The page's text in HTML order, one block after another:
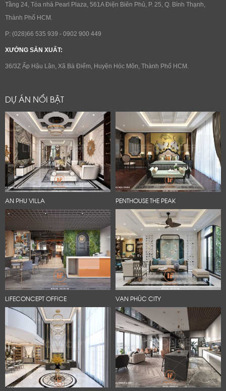
Tầng 24, Tòa nhà Pearl Plaza, 561A Điện Biên Phủ, P. 25, Q. Bình Thạnh,
Thành Phố HCM.
P: (028)66 535 939 - 0902 900 449
XƯỞNG SẢN XUẤT:
36/3Z Ấp Hậu Lân, Xã Bà Điểm, Huyện Hóc Môn, Thành Phố HCM.
DỰ ÁN NỔI BẬT
AN PHU VILLA PENTHOUSE THE PEAK
LIFECONCEPT OFFICE VẠN PHÚC CITY